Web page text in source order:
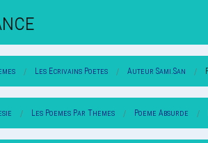
Les Ecrivains Poetes Auteur Sami.san
Les Poemes Par Themes Poeme Absurde